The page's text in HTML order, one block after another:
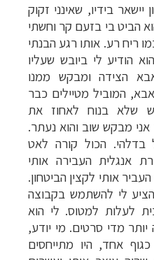
בידיו, שאינני זקוק
הביט בי בזעם קר וחשתי
ריח רע. אותו רגע הבנתי
הודיע לי ביובש שעליו
הצידה ומבקש ממנו
המוביל מטיילים כבר
שלא בנוח לאחוז את
מבקש שוב והוא נעתר.
בדלהי. הכול קורה לאט
אנגלית העבירה אותי
אותי לקצין הביטחון.
לי להשתמש בקבוצה
לעלות למטוס. לי הוא
מדי סרטים. מי יודע,
אחד, היו מתייחסים